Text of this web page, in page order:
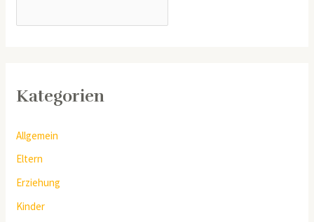
Kategorien
Allgemein
Eltern
Erziehung
Kinder